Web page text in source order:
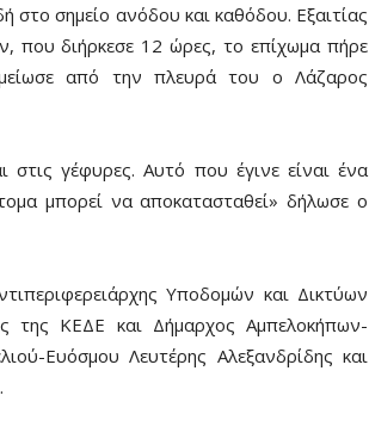
σημείο ανόδου και καθόδου. Εξαιτίας
που διήρκεσε 12 ώρες, το επίχωμα πήρε
από την πλευρά του ο Λάζαρος
στις γέφυρες. Αυτό που έγινε είναι ένα
μπορεί να αποκατασταθεί» δήλωσε ο
Υποδομών και Δικτύων
της ΚΕΔΕ και Δήμαρχος Αμπελοκήπων-
Ευόσμου Λευτέρης Αλεξανδρίδης και